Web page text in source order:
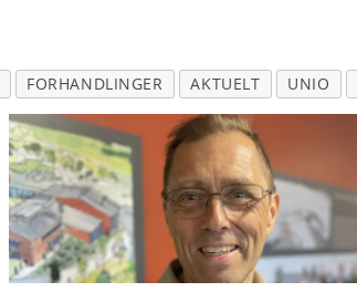
FORHANDLINGER AKTUELT UNIO